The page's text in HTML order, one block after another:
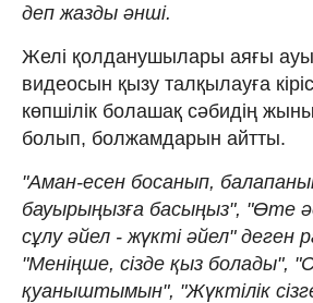
деп жазды әнші.
Желі қолданушылары аяғы
видеосын қызу талқылауға
көпшілік болашақ сәбидің
болып, болжамдарын айтты.
"Аман-есен босанып,
бауырыңызға басыңыз", "Өте
сұлу әйел - жүкті әйел" деген
"Меніңше, сізде қыз болады",
қуаныштымын", "Жүктілік